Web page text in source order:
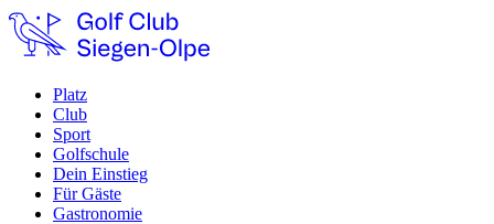
Platz
Club
Sport
Golfschule
Dein Einstieg
Für Gäste
Gastronomie